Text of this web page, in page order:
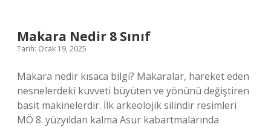
Makara Nedir 8 Sınıf
Tarih: Ocak 19, 2025
Makara nedir kısaca bilgi? Makaralar, hareket eden
nesnelerdeki kuvveti büyüten ve yönünü değiştiren
basit makinelerdir. İlk arkeolojik silindir resimleri
MÖ 8. yüzyıldan kalma Asur kabartmalarında